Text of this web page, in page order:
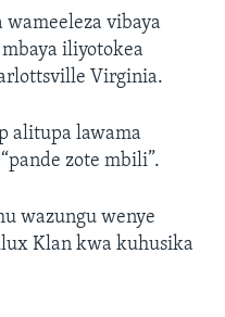
vibaya
iliyotokea
Virginia.
alitupa lawama
zote mbili”.
wazungu wenye
Klan kwa kuhusika